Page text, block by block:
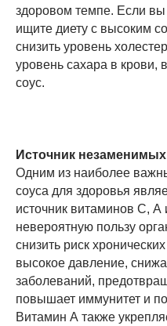
здоровом темпе. Если
ищите диету с высоким
снизить уровень
уровень сахара в крови,
соус.
Источник
Одним из наиболее
соуса для здоровья
источник витаминов С, А
невероятную пользу
снизить риск
высокое давление,
заболеваний,
повышает иммунитет и
Витамин А также